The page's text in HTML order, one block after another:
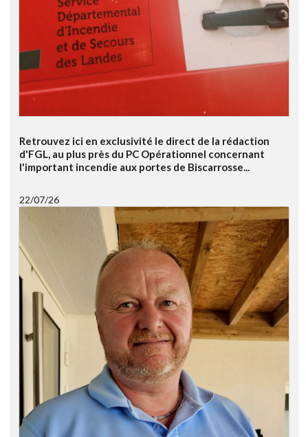
Retrouvez ici en exclusivité le direct de la rédaction
d'FGL, au plus près du PC Opérationnel concernant
l'important incendie aux portes de Biscarrosse...
22/07/26